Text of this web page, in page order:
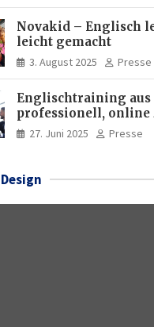
Novakid – Englisch
leicht gemacht
3. August 2025 Presse
Englischtraining aus
professionell, online
27. Juni 2025 Presse